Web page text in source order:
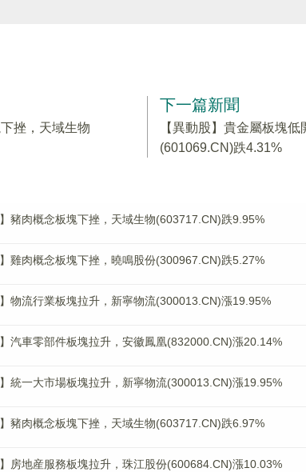
挫，天域生物
下一篇新聞
【異動股】貴金屬板塊
(601069.CN)跌4.31%
】豬肉概念板塊下挫，天域生物(603717.CN)跌9.95%
】雞肉概念板塊下挫，曉鳴股份(300967.CN)跌5.27%
】物流行業板塊拉升，新寧物流(300013.CN)漲19.95%
】汽車零部件板塊拉升，安徽鳳凰(832000.CN)漲20.14%
】統一大市場板塊拉升，新寧物流(300013.CN)漲19.95%
】豬肉概念板塊下挫，天域生物(603717.CN)跌6.97%
】房地産服務板塊拉升，珠江股份(600684.CN)漲10.03%